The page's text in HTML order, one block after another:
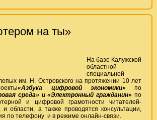
на ты»
На базе Калужской
областной
специальной
им. Н. Островского на протяжении 10 лет
«Азбука цифровой экономики»по
среда» и «Электронный гражданин» по
и цифровой грамотности читателей-
и области, а также проводятся консультации,
по телефону и в режиме онлайн-связи.